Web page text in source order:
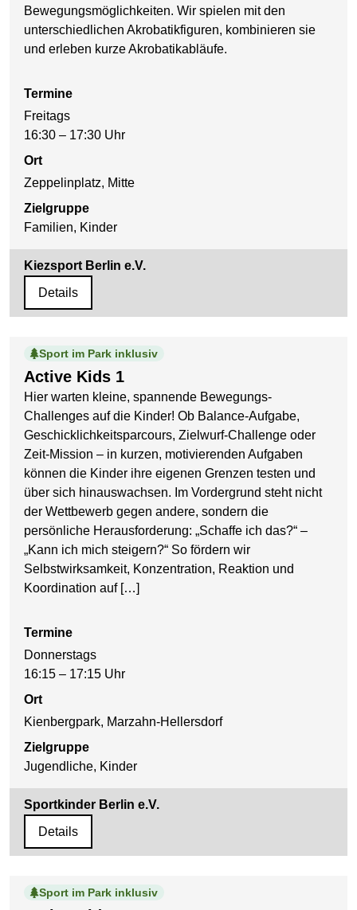
Bewegungsmöglichkeiten. Wir spielen mit den
unterschiedlichen Akrobatikfiguren, kombinieren sie
und erleben kurze Akrobatikabläufe.
Termine
Freitags
16:30 – 17:30 Uhr
Ort
Zeppelinplatz, Mitte
Zielgruppe
Familien, Kinder
Kiezsport Berlin e.V.
Details
Active Kids 1
Sport im Park inklusiv
Hier warten kleine, spannende Bewegungs-
Challenges auf die Kinder! Ob Balance-Aufgabe,
Geschicklichkeitsparcours, Zielwurf-Challenge oder
Zeit-Mission – in kurzen, motivierenden Aufgaben
können die Kinder ihre eigenen Grenzen testen und
über sich hinauswachsen. Im Vordergrund steht nicht
der Wettbewerb gegen andere, sondern die
persönliche Herausforderung: „Schaffe ich das?“ –
„Kann ich mich steigern?“ So fördern wir
Selbstwirksamkeit, Konzentration, Reaktion und
Koordination auf […]
Termine
Donnerstags
16:15 – 17:15 Uhr
Ort
Kienbergpark, Marzahn-Hellersdorf
Zielgruppe
Jugendliche, Kinder
Sportkinder Berlin e.V.
Details
Sport im Park inklusiv